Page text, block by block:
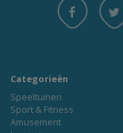
Categorieën
Speeltuinen
Sport & Fitness
Amusement